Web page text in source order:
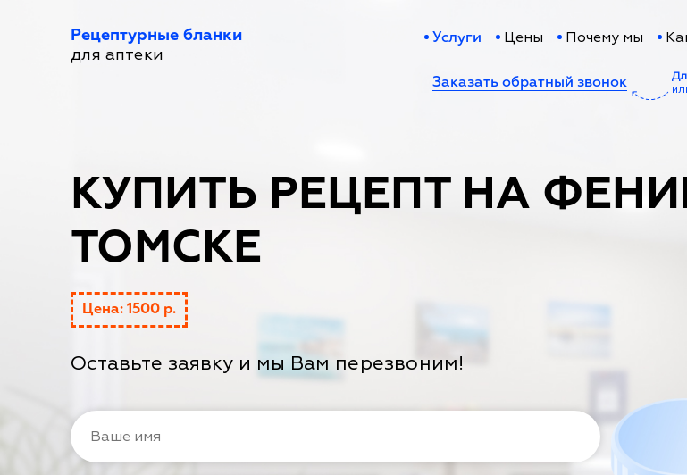
Рецептурные бланки
для аптеки
Услуги Цены Почему мы
Заказать обратный звонок
КУПИТЬ РЕЦЕПТ НА
ТОМСКЕ
Цена: 1500 р.
Оставьте заявку и мы Вам перезвоним!